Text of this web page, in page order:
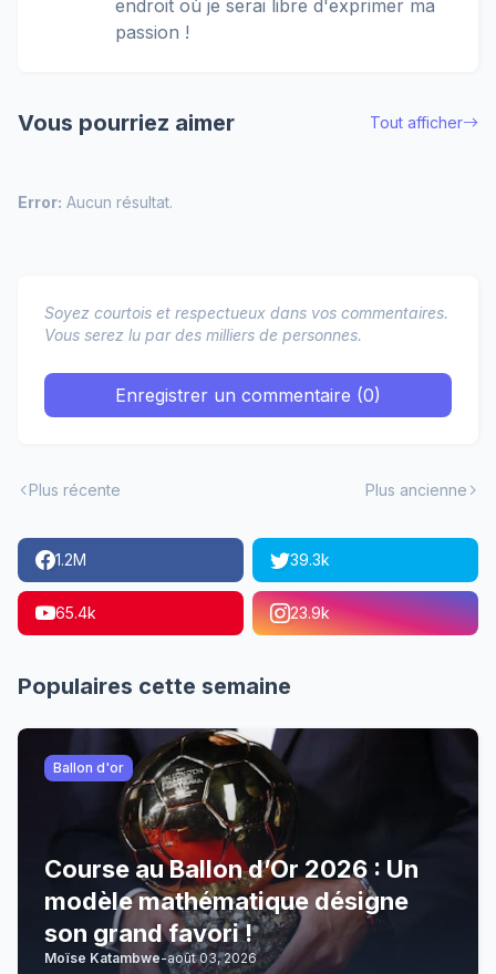
endroit où je serai libre d'exprimer ma
passion !
Vous pourriez aimer Tout afficher
Error: Aucun résultat.
Soyez courtois et respectueux dans vos commentaires.
Vous serez lu par des milliers de personnes.
Enregistrer un commentaire (0)
Plus récente Plus ancienne
1.2M 39.3k
65.4k 23.9k
Populaires cette semaine
Ballon d'or
Course au Ballon d’Or 2026 : Un
modèle mathématique désigne
son grand favori !
Moïse Katambwe-août 03, 2026